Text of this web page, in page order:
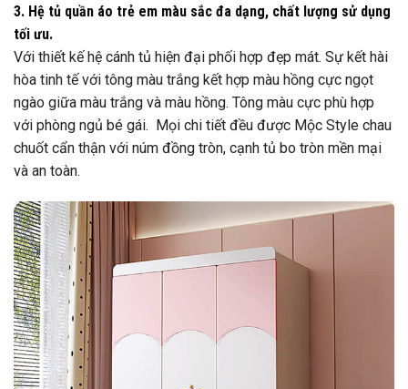
3. Hệ tủ quần áo trẻ em màu sắc đa dạng, chất lượng sử dụng
tối ưu.
Với thiết kế hệ cánh tủ hiện đại phối hợp đẹp mát. Sự kết hài
hòa tinh tế với tông màu trắng kết hợp màu hồng cực ngọt
ngào giữa màu trắng và màu hồng. Tông màu cực phù hợp
với phòng ngủ bé gái. Mọi chi tiết đều được Mộc Style chau
chuốt cẩn thận với núm đồng tròn, cạnh tủ bo tròn mền mại
và an toàn.